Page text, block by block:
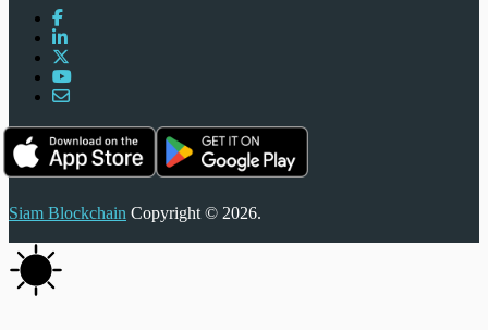
Siam Blockchain Copyright © 2026.